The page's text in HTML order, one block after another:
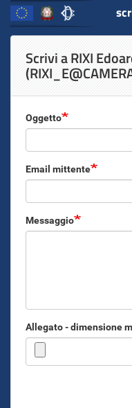
contenuto
principale
Inizio
Contenuto
Scrivi a RIXI
Oggetto
Email mittente
Messaggio
Allegato - dimensione